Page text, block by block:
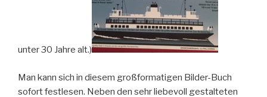
unter 30 Jahre alt.)
Man kann sich in diesem großformatigen Bilder-Buch
sofort festlesen. Neben den sehr liebevoll gestalteten